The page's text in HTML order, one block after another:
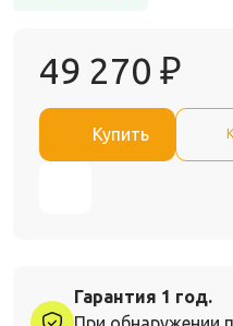
49 270 ₽
Купить
Гарантия 1 год.